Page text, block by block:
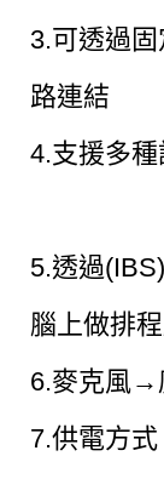
3.可透過
路連結
4.支援多
5.透過
腦上做排
6.麥克風→
7.供電方